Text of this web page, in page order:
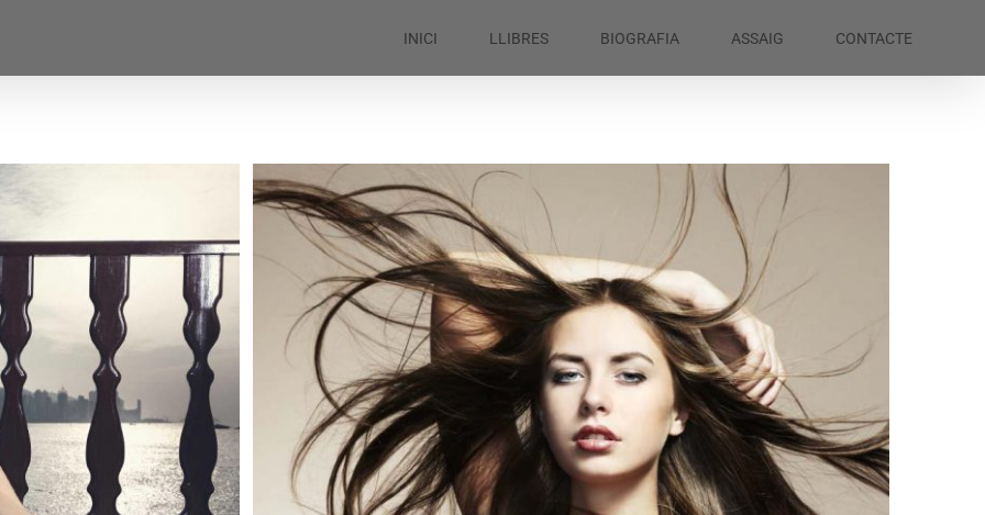
INICI LLIBRES BIOGRAFIA ASSAIG CONTACTE